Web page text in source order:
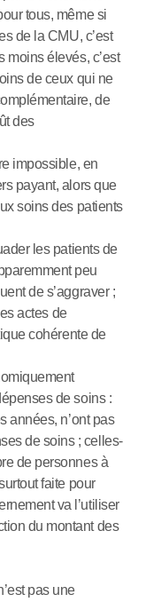
tous, même si
de la CMU, c’est
moins élevés, c’est
de ceux qui ne
de
des
impossible, en
payant, alors que
soins des patients
les patients de
peu
de s’aggraver ;
actes de
cohérente de
de soins :
années, n’ont pas
de soins ; celles-
de personnes à
faite pour
va l’utiliser
du montant des
pas une